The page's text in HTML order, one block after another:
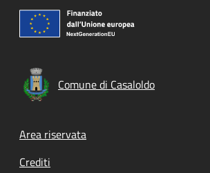
Comune di Casaloldo
Footer menu
Area riservata
Crediti